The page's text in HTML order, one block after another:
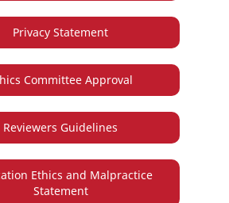
Privacy Statement
Committee Approval
Reviewers Guidelines
Ethics and Malpractice
Statement